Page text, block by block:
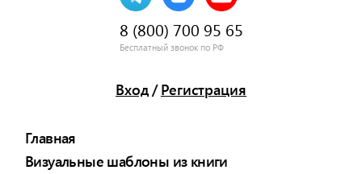
8 (800) 700 95 65
Бесплатный звонок по РФ
Вход/ Регистрация
Главная
Визуальные шаблоны из книги